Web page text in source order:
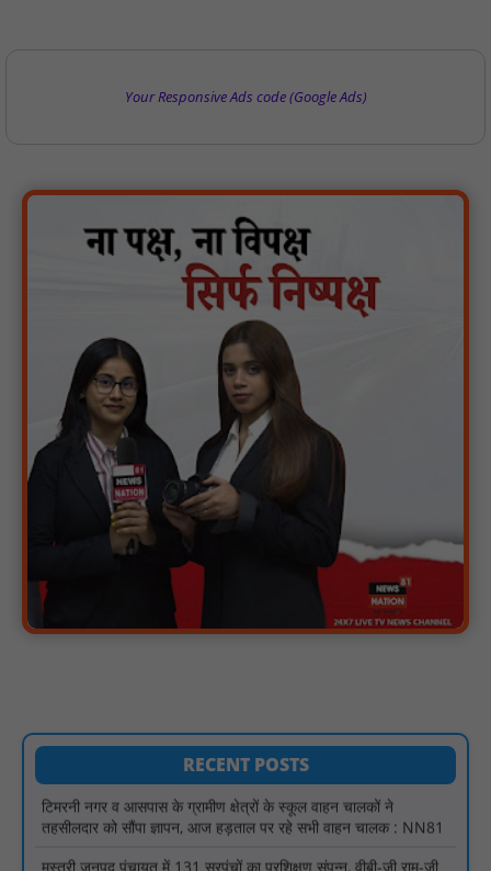
Your Responsive Ads code (Google Ads)
RECENT POSTS
गुरु रविदास महाराज की 650वीं जयंती पर ‘कलश वंदन यात्रा’ का भव्य स्वागत
मस्तूरी क्षेत्र में विश्व स्तनपान दिवस पर जागरूकता कार्यक्रम आयोजित:
NN81
वर्धा में ज़िला परिषद के कर्मचारी चौदह दिनों से हड़ताल पर : NN81
पीएचईडी विभाग मंत्री ने जहाजपुर विधानसभा क्षेत्र में विभिन्न विकास कार्यों का
किया शिलान्यास एवं लोकार्पण : NN81
पारस पोर्टल से होगी योजनाओं की नियमित समीक्षा, मुख्यमंत्री विष्णुदेव साय ने
दिए समयबद्ध क्रियान्वयन के निर्देश : NN81
सोलर हाई मास्ट से रोशन हो रहे वनांचल के गांव, नियद नेल्लानार ग्रामों में बढ़ी
सुरक्षा और सुविधा : NN81
सरस्वती साइकिल योजना के तहत 18 छात्राओं को साइकिल वितरण, 'एक पेड़
टिमरनी नगर व आसपास के ग्रामीण क्षेत्रों के स्कूल वाहन चालकों ने
तहसीलदार को सौंपा ज्ञापन, आज हड़ताल पर रहे सभी वाहन चालक : NN81
मस्तूरी जनपद पंचायत में 131 सरपंचों का प्रशिक्षण संपन्न, वीबी-जी राम-जी
अभियान के बदलावों और तकनीकी प्रबंधन की दी गई विस्तृत जानकारी :
NN81